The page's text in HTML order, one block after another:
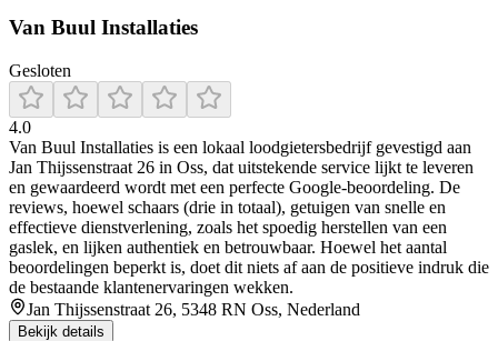
Van Buul Installaties
Gesloten
4.0
Van Buul Installaties is een lokaal loodgietersbedrijf gevestigd aan
Jan Thijssenstraat 26 in Oss, dat uitstekende service lijkt te leveren
en gewaardeerd wordt met een perfecte Google-beoordeling. De
reviews, hoewel schaars (drie in totaal), getuigen van snelle en
effectieve dienstverlening, zoals het spoedig herstellen van een
gaslek, en lijken authentiek en betrouwbaar. Hoewel het aantal
beoordelingen beperkt is, doet dit niets af aan de positieve indruk die
de bestaande klantenervaringen wekken.
Jan Thijssenstraat 26, 5348 RN Oss, Nederland
Bekijk details